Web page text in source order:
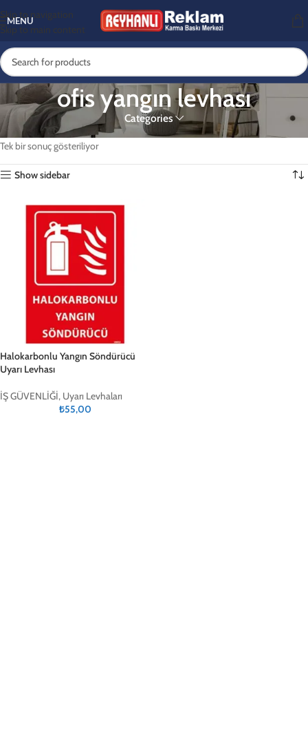
Skip to navigation
Skip to main content
MENU
ofis yangın levhası
Categories
Ana Sayfa Ürünler “ofis yangın levhası” olarak etiketlendi
Tek bir sonuç gösteriliyor
Show sidebar
Halokarbonlu Yangın Söndürücü
Uyarı Levhası
İŞ GÜVENLİĞİ, Uyarı Levhaları
₺55,00